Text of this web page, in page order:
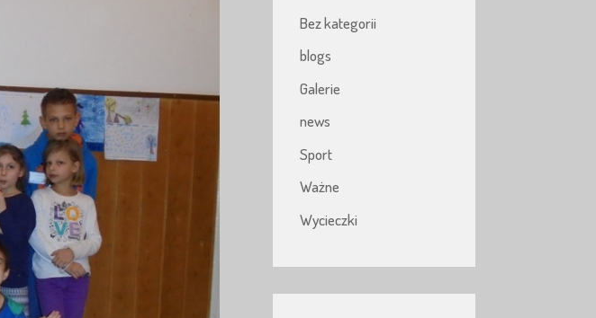
Bez kategorii
blogs
Galerie
news
Sport
Ważne
Wycieczki